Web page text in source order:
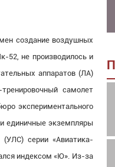
создание воздушных
52, не производилось и
аппаратов (ЛА)
самолет
экспериментального
единичные экземпляры
серии «Авиатика-
индексом «Ю». Из-за